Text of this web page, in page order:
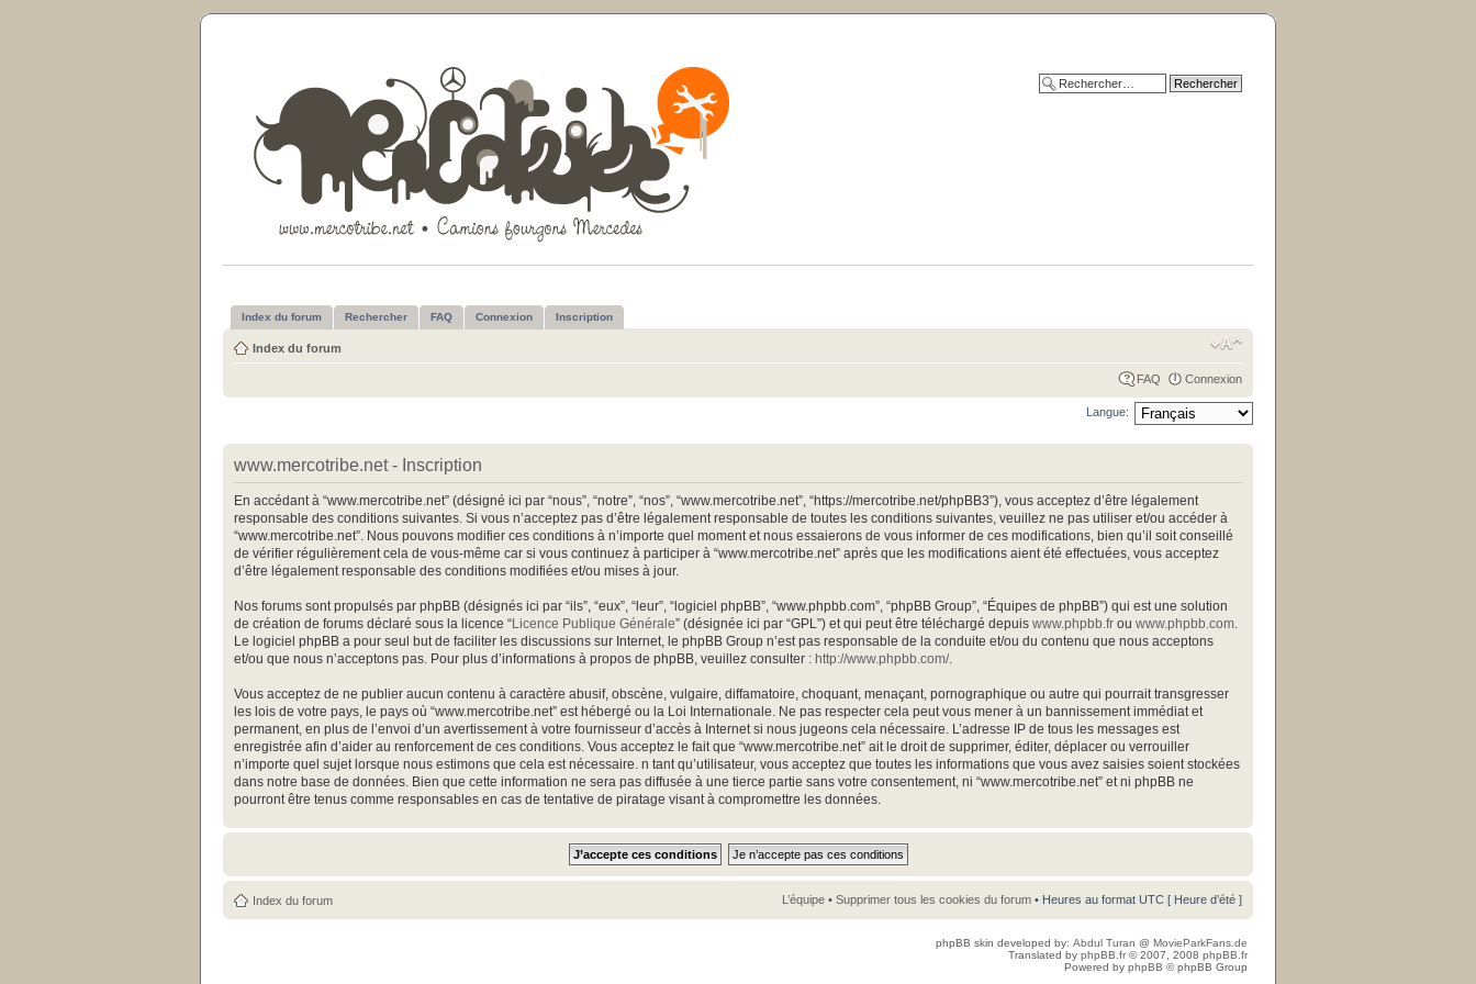
Index du forum Rechercher FAQ Connexion Inscription
Index du forum
FAQ Connexion
Langue:
www.mercotribe.net - Inscription
En accédant à “www.mercotribe.net” (désigné ici par “nous”, “notre”, “nos”, “www.mercotribe.net”, “https://mercotribe.net/phpBB3”), vous acceptez d’être légalement
responsable des conditions suivantes. Si vous n’acceptez pas d’être légalement responsable de toutes les conditions suivantes, veuillez ne pas utiliser et/ou accéder à
“www.mercotribe.net”. Nous pouvons modifier ces conditions à n’importe quel moment et nous essaierons de vous informer de ces modifications, bien qu’il soit conseillé
de vérifier régulièrement cela de vous-même car si vous continuez à participer à “www.mercotribe.net” après que les modifications aient été effectuées, vous acceptez
d’être légalement responsable des conditions modifiées et/ou mises à jour.
Nos forums sont propulsés par phpBB (désignés ici par “ils”, “eux”, “leur”, “logiciel phpBB”, “www.phpbb.com”, “phpBB Group”, “Équipes de phpBB”) qui est une solution
de création de forums déclaré sous la licence “Licence Publique Générale” (désignée ici par “GPL”) et qui peut être téléchargé depuis www.phpbb.fr ou www.phpbb.com
Le logiciel phpBB a pour seul but de faciliter les discussions sur Internet, le phpBB Group n’est pas responsable de la conduite et/ou du contenu que nous acceptons
et/ou que nous n’acceptons pas. Pour plus d’informations à propos de phpBB, veuillez consulter : http://www.phpbb.com/.
Vous acceptez de ne publier aucun contenu à caractère abusif, obscène, vulgaire, diffamatoire, choquant, menaçant, pornographique ou autre qui pourrait transgresser
les lois de votre pays, le pays où “www.mercotribe.net” est hébergé ou la Loi Internationale. Ne pas respecter cela peut vous mener à un bannissement immédiat et
permanent, en plus de l’envoi d’un avertissement à votre fournisseur d’accès à Internet si nous jugeons cela nécessaire. L’adresse IP de tous les messages est
enregistrée afin d’aider au renforcement de ces conditions. Vous acceptez le fait que “www.mercotribe.net” ait le droit de supprimer, éditer, déplacer ou verrouiller
n’importe quel sujet lorsque nous estimons que cela est nécessaire. n tant qu’utilisateur, vous acceptez que toutes les informations que vous avez saisies soient stockées
dans notre base de données. Bien que cette information ne sera pas diffusée à une tierce partie sans votre consentement, ni “www.mercotribe.net” et ni phpBB ne
pourront être tenus comme responsables en cas de tentative de piratage visant à compromettre les données.
Index du forum L’équipe • Supprimer tous les cookies du forum • Heures au format UTC [ Heure d’été ]
phpBB skin developed by: Abdul Turan @ MovieParkFans.de
Translated by phpBB.fr © 2007, 2008 phpBB.fr
Powered by phpBB © phpBB Group